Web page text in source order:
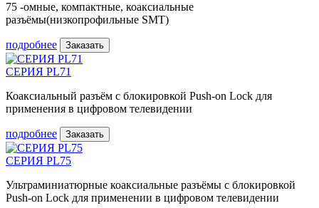
75 -омные, компактные, коаксиальные
разъёмы(низкопрофильные SMT)
подробнее Заказать
СЕРИЯ PL71
Коаксиальный разъём с блокировкой Push-on Lock для
применения в цифровом телевидении
подробнее Заказать
СЕРИЯ PL75
Ультраминиатюрные коаксиальные разъёмы с блокировкой
Push-on Lock для применении в цифровом телевидении